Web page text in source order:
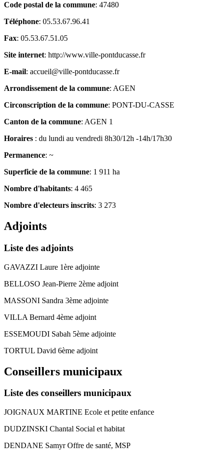
Code postal de la commune: 47480
Téléphone: 05.53.67.96.41
Fax: 05.53.67.51.05
Site internet: http://www.ville-pontducasse.fr
E-mail: accueil@ville-pontducasse.fr
Arrondissement de la commune: AGEN
Circonscription de la commune: PONT-DU-CASSE
Canton de la commune: AGEN 1
Horaires : du lundi au vendredi 8h30/12h -14h/17h30
Permanence: ~
Superficie de la commune: 1 911 ha
Nombre d'habitants: 4 465
Nombre d'electeurs inscrits: 3 273
Adjoints
Liste des adjoints
GAVAZZI Laure 1ère adjointe
BELLOSO Jean-Pierre 2ème adjoint
MASSONI Sandra 3ème adjointe
VILLA Bernard 4ème adjoint
ESSEMOUDI Sabah 5ème adjointe
TORTUL David 6ème adjoint
Conseillers municipaux
Liste des conseillers municipaux
JOIGNAUX MARTINE Ecole et petite enfance
DUDZINSKI Chantal Social et habitat
DENDANE Samyr Offre de santé, MSP